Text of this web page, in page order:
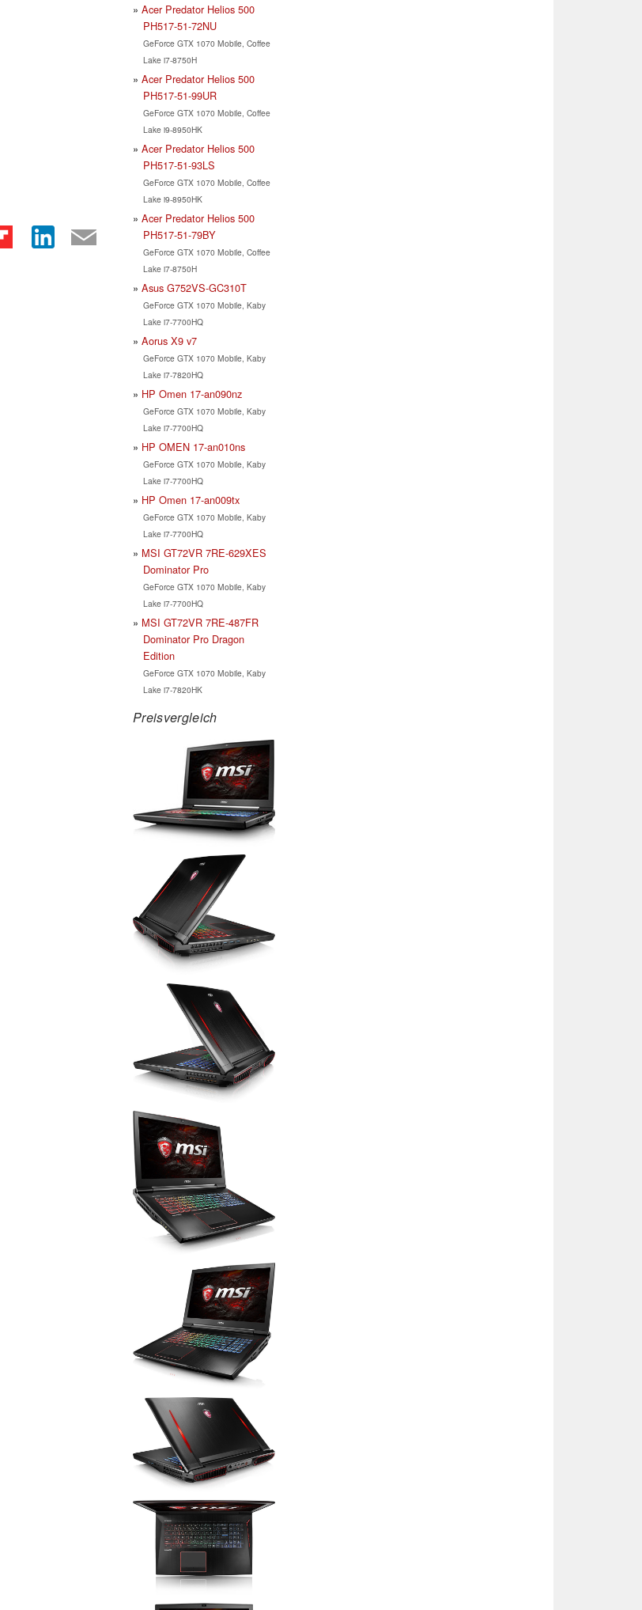
Acer Predator Helios 500
PH517-51-72NU
GeForce GTX 1070 Mobile, Coffee
Lake i7-8750H
Acer Predator Helios 500
PH517-51-99UR
GeForce GTX 1070 Mobile, Coffee
Lake i9-8950HK
Acer Predator Helios 500
PH517-51-93LS
GeForce GTX 1070 Mobile, Coffee
Lake i9-8950HK
Acer Predator Helios 500
PH517-51-79BY
GeForce GTX 1070 Mobile, Coffee
Lake i7-8750H
Asus G752VS-GC310T
GeForce GTX 1070 Mobile, Kaby
Lake i7-7700HQ
Aorus X9 v7
GeForce GTX 1070 Mobile, Kaby
Lake i7-7820HQ
HP Omen 17-an090nz
GeForce GTX 1070 Mobile, Kaby
Lake i7-7700HQ
HP OMEN 17-an010ns
GeForce GTX 1070 Mobile, Kaby
Lake i7-7700HQ
HP Omen 17-an009tx
GeForce GTX 1070 Mobile, Kaby
Lake i7-7700HQ
MSI GT72VR 7RE-629XES
Dominator Pro
GeForce GTX 1070 Mobile, Kaby
Lake i7-7700HQ
MSI GT72VR 7RE-487FR
Dominator Pro Dragon
Edition
GeForce GTX 1070 Mobile, Kaby
Lake i7-7820HK
Preisvergleich